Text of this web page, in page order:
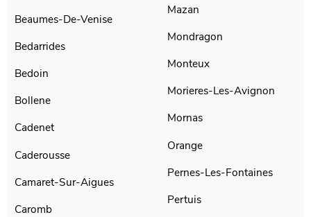
Beaumes-De-Venise
Bedarrides
Bedoin
Bollene
Cadenet
Caderousse
Camaret-Sur-Aigues
Caromb
Mazan
Mondragon
Monteux
Morieres-Les-Avignon
Mornas
Orange
Pernes-Les-Fontaines
Pertuis